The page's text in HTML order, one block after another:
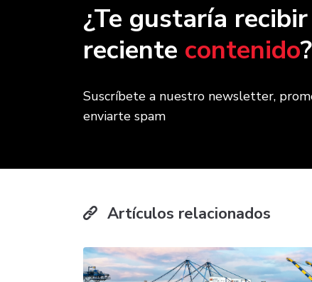
¿Te gustaría
reciente contenido?
Suscríbete a nuestro newsletter,
enviarte spam
Artículos relacionados